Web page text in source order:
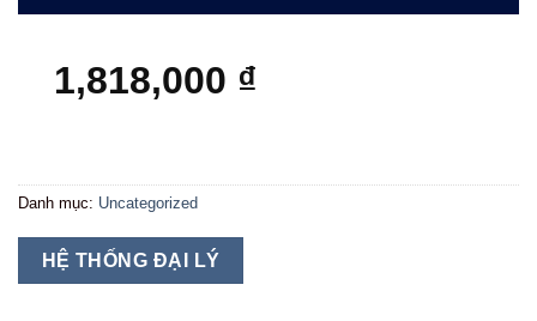
1,818,000 ₫
Danh mục: Uncategorized
HỆ THỐNG ĐẠI LÝ